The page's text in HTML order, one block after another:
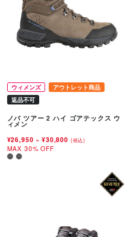
ウィメンズ
アウトレット商品
返品不可
ノバ ツアー 2 ハイ ゴアテックス ウ
ィメン
¥26,950~ ¥30,800 (税込)
MAX 30% OFF